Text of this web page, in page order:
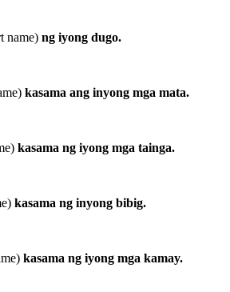
name) ng iyong dugo.
kasama ang inyong mga mata.
kasama ng iyong mga tainga.
kasama ng inyong bibig.
kasama ng iyong mga kamay.